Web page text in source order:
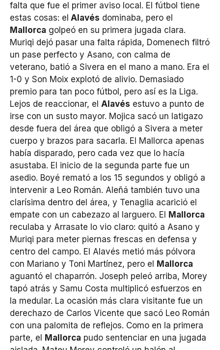
falta que fue el primer aviso local. El fútbol tiene
estas cosas: el Alavés dominaba, pero el
Mallorca golpeó en su primera jugada clara.
Muriqi dejó pasar una falta rápida, Domenech filtró
un pase perfecto y Asano, con calma de
veterano, batió a Sivera en el mano a mano. Era el
1-0 y Son Moix explotó de alivio. Demasiado
premio para tan poco fútbol, pero así es la Liga.
Lejos de reaccionar, el Alavés estuvo a punto de
irse con un susto mayor. Mojica sacó un latigazo
desde fuera del área que obligó a Sivera a meter
cuerpo y brazos para sacarla. El Mallorca apenas
había disparado, pero cada vez que lo hacía
asustaba. El inicio de la segunda parte fue un
asedio. Boyé remató a los 15 segundos y obligó a
intervenir a Leo Román. Aleñá también tuvo una
clarísima dentro del área, y Tenaglia acarició el
empate con un cabezazo al larguero. El
Mallorca
reculaba y Arrasate lo vio claro: quitó a Asano y
Muriqi para meter piernas frescas en defensa y
centro del campo. El Alavés metió más pólvora
con Mariano y Toni Martínez, pero el
Mallorca
aguantó el chaparrón. Joseph peleó arriba, Morey
tapó atrás y Samu Costa multiplicó esfuerzos en
la medular. La ocasión más clara visitante fue un
derechazo de Carlos Vicente que sacó Leo Román
con una palomita de reflejos. Como en la primera
parte, el
Mallorca pudo sentenciar en una jugada